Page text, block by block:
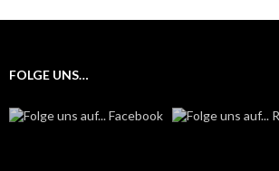
FOLGE UNS…